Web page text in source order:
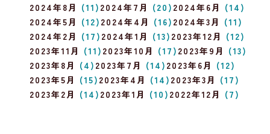
2024年8月 (11) 2024年7月 (20) 2024年6月 (14)
2024年5月 (12) 2024年4月 (16) 2024年3月 (11)
2024年2月 (17) 2024年1月 (13) 2023年12月 (12)
2023年11月 (11) 2023年10月 (17) 2023年9月 (13)
2023年8月 (4) 2023年7月 (14) 2023年6月 (12)
2023年5月 (15) 2023年4月 (14) 2023年3月 (17)
2023年2月 (14) 2023年1月 (10) 2022年12月 (7)